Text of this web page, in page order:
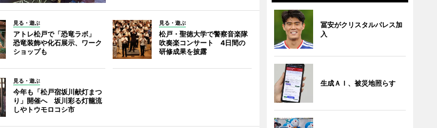
見る・遊ぶ
アトレ松戸で「恐竜ラボ」
恐竜装飾や化石展示、ワーク
ショップも
見る・遊ぶ
松戸・聖徳大学で警察音楽隊
吹奏楽コンサート 4日間の
研修成果を披露
見る・遊ぶ
今年も「松戸宿坂川献灯まつ
り」開催へ 坂川彩る灯籠流
しやトウモロコシ市
冨安がクリスタルパレス加
入
生成ＡＩ、被災地照らす